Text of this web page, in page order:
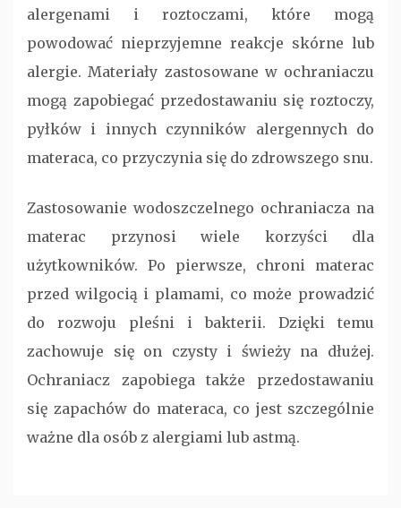
alergenami i roztoczami, które mogą
powodować nieprzyjemne reakcje skórne lub
alergie. Materiały zastosowane w ochraniaczu
mogą zapobiegać przedostawaniu się roztoczy,
pyłków i innych czynników alergennych do
materaca, co przyczynia się do zdrowszego snu.
Zastosowanie wodoszczelnego ochraniacza na
materac przynosi wiele korzyści dla
użytkowników. Po pierwsze, chroni materac
przed wilgocią i plamami, co może prowadzić
do rozwoju pleśni i bakterii. Dzięki temu
zachowuje się on czysty i świeży na dłużej.
Ochraniacz zapobiega także przedostawaniu
się zapachów do materaca, co jest szczególnie
ważne dla osób z alergiami lub astmą.